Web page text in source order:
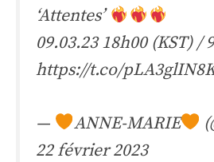
‘Attentes’
09.03.23 18h00 (KST) /
https://t.co/
— ANNE-MARIE
22 février 2023